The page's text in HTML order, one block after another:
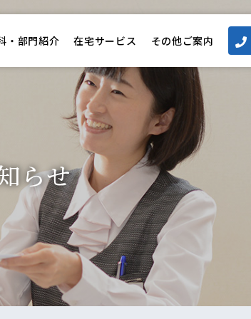
・部門紹介 在宅サービス その他ご案内
らせ